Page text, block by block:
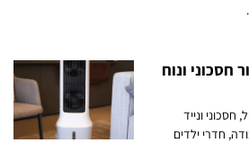
חסכוני ונוח
חסכוני ונייד
חדרי ילדים